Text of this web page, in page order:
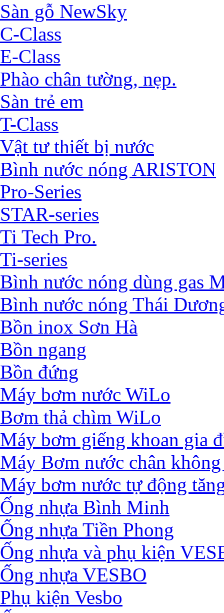
Sàn gỗ NewSky
C-Class
E-Class
Phào chân tường, nẹp.
Sàn trẻ em
T-Class
Vật tư thiết bị nước
Bình nước nóng ARISTON
Pro-Series
STAR-series
Ti Tech Pro.
Ti-series
Bình nước nóng dùng gas
Bình nước nóng Thái
Bồn inox Sơn Hà
Bồn ngang
Bồn đứng
Máy bơm nước WiLo
Bơm thả chìm WiLo
Máy bơm giếng khoan gia
Máy Bơm nước chân
Máy bơm nước tự động
Ống nhựa Bình Minh
Ống nhựa Tiền Phong
Ống nhựa và phụ kiện
Ống nhựa VESBO
Phụ kiện Vesbo